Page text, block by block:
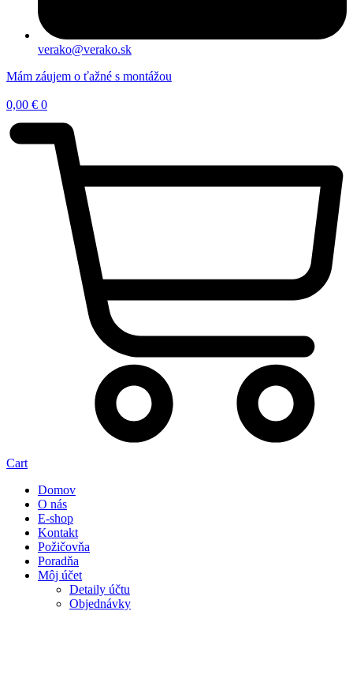
verako@verako.sk
Mám záujem o ťažné s montážou
0,00 € 0
Cart
Domov
O nás
E-shop
Kontakt
Požičovňa
Poradňa
Môj účet
Detaily účtu
Objednávky